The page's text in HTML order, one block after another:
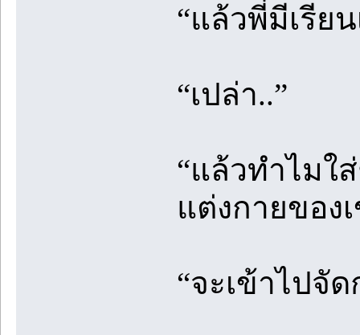
“แล้วพี่มีเรียน
“เปล่า..”
“แล้วทำไมใ
แต่งกายของ
“จะเข้าไปจั